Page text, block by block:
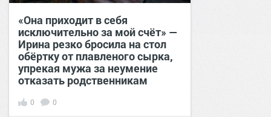
«Она приходит в себя
исключительно за мой счёт» —
Ирина резко бросила на стол
обёртку от плавленого сырка,
упрекая мужа за неумение
отказать родственникам
0 0